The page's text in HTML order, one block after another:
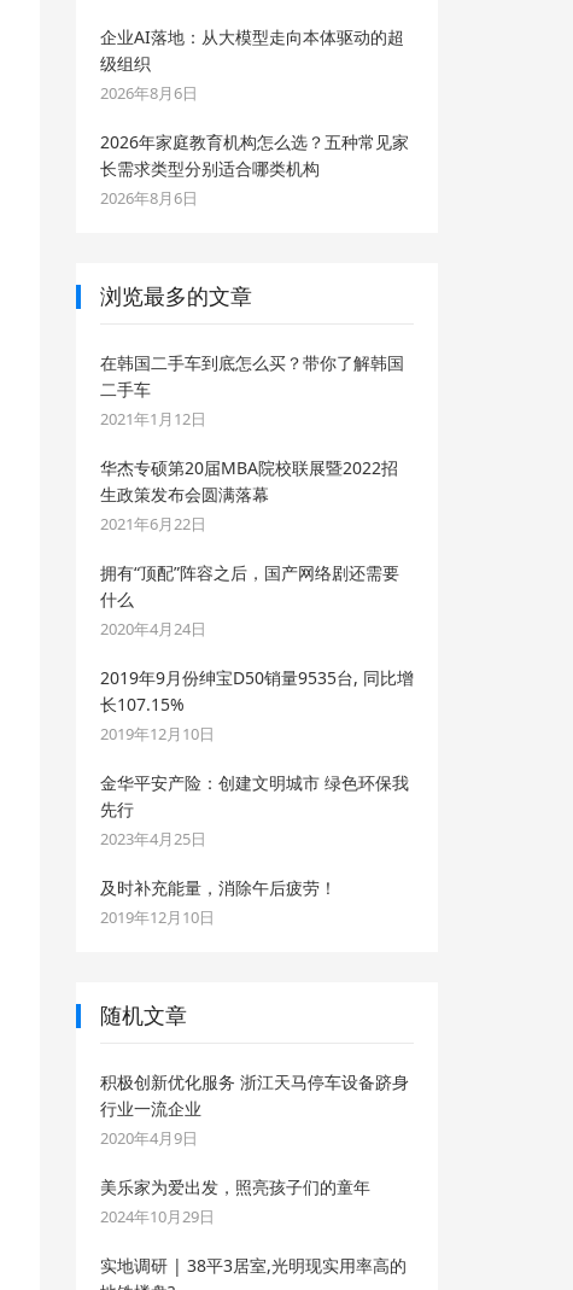
企业AI落地：从大模型走向本体驱动的超
级组织
2026年8月6日
2026年家庭教育机构怎么选？五种常见家
长需求类型分别适合哪类机构
2026年8月6日
浏览最多的文章
在韩国二手车到底怎么买？带你了解韩国
二手车
2021年1月12日
华杰专硕第20届MBA院校联展暨2022招
生政策发布会圆满落幕
2021年6月22日
拥有“顶配”阵容之后，国产网络剧还需要
什么
2020年4月24日
2019年9月份绅宝D50销量9535台, 同比增
长107.15%
2019年12月10日
金华平安产险：创建文明城市 绿色环保我
先行
2023年4月25日
及时补充能量，消除午后疲劳！
2019年12月10日
随机文章
积极创新优化服务 浙江天马停车设备跻身
行业一流企业
2020年4月9日
美乐家为爱出发，照亮孩子们的童年
2024年10月29日
实地调研 | 38平3居室,光明现实用率高的